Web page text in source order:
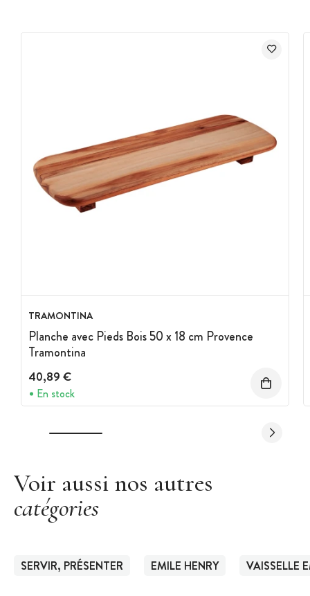
TRAMONTINA
Planche avec Pieds Bois 50 x 18 cm Provence
Tramontina
40,89 €
En stock
Voir aussi nos autres
catégories
SERVIR, PRÉSENTER EMILE HENRY VAISSELLE